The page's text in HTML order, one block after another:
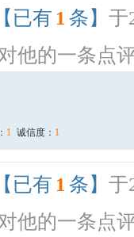
【已有 1 条】 于
他的一条点
1 诚信度： 1
【已有 1 条】 于
他的一条点